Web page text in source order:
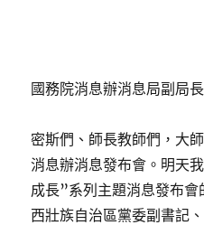
國務院消息辦消息局副局
密斯們、師長教師們，大
消息辦消息發布會。明天
成長”系列主題消息發布
西壯族自治區黨委副書記